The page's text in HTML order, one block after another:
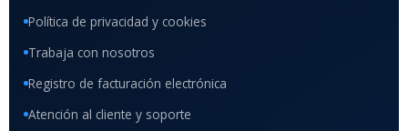
Política de privacidad y cookies
Trabaja con nosotros
Registro de facturación electrónica
Atención al cliente y soporte